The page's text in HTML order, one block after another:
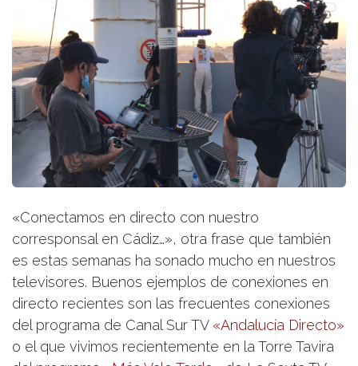
«Conectamos en directo con nuestro
corresponsal en Cádiz…», otra frase que también
es estas semanas ha sonado mucho en nuestros
televisores. Buenos ejemplos de conexiones en
directo recientes son las frecuentes conexiones
del programa de Canal Sur TV «Andalucía Directo»
o el que vivimos recientemente en la Torre Tavira